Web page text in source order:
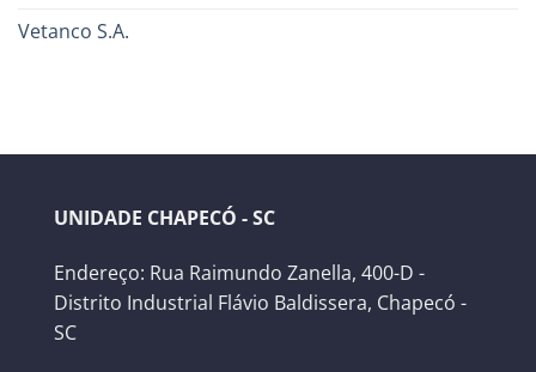
Vetanco S.A.
UNIDADE CHAPECÓ - SC
Endereço: Rua Raimundo Zanella, 400-D -
Distrito Industrial Flávio Baldissera, Chapecó -
SC